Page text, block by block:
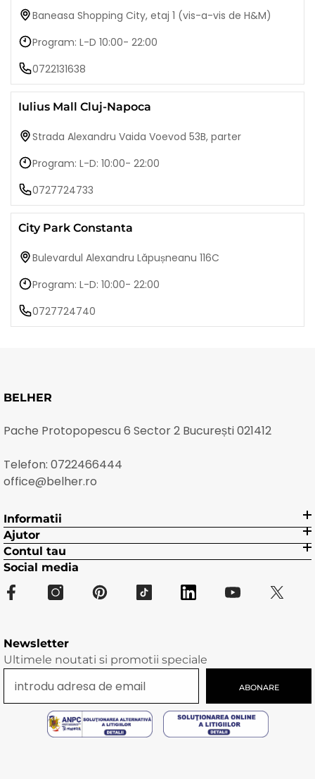
Baneasa Shopping City, etaj 1 (vis-a-vis de H&M)
Program: L-D 10:00- 22:00
0722131638
Iulius Mall Cluj-Napoca
Strada Alexandru Vaida Voevod 53B, parter
Program: L-D: 10:00- 22:00
0727724733
City Park Constanta
Bulevardul Alexandru Lăpușneanu 116C
Program: L-D: 10:00- 22:00
0727724740
BELHER
Pache Protopopescu 6 Sector 2 București 021412
Telefon: 0722466444
office@belher.ro
Informatii
Ajutor
Contul tau
Social media
Newsletter
Ultimele noutati si promotii speciale
ABONARE